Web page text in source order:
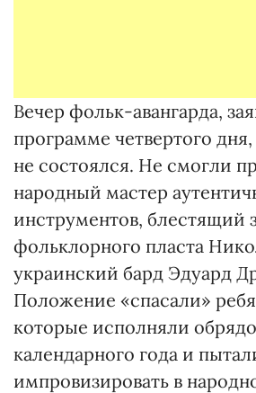
Вечер фольк-авангарда,
программе четвертого
не состоялся. Не смогли
народный мастер
инструментов, блестящий
фольклорного пласта
украинский бард Эдуард
Положение «спасали»
которые исполняли
календарного года и
импровизировать в